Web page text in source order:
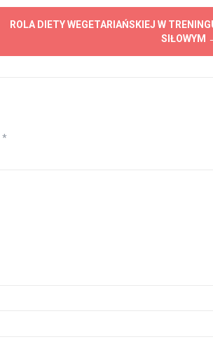
ROLA DIETY WEGETARIAŃSKIEJ W
SIŁOWYM
*